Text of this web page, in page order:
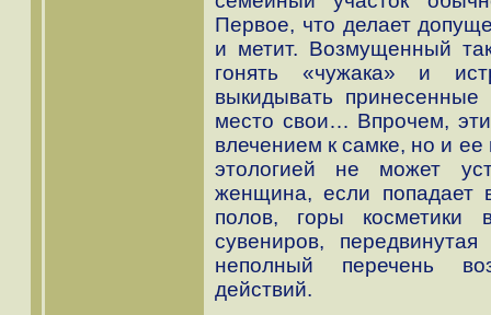
Первое, что делает
и метит. Возмущенный
гонять «чужака» и
выкидывать
место свои… Впрочем,
влечением к самке, но и
этологией не может
женщина, если попадает
полов, горы косметики
сувениров,
неполный перечень
действий.